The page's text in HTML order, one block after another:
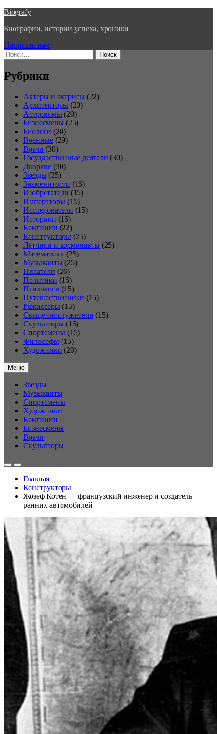
Перейти
содержимому
Biografy
Биографии, истории успеха, хроники
Написать нам
Найти:
Рубрики
Актеры и актрисы (22)
Архитекторы (20)
Астрономы (20)
Бизнесмены (25)
Биологи (20)
Военные (29)
Врачи (30)
Государственные деятели (30)
Дворяне (30)
Звезды (25)
Знаменитости (15)
Изобретатели (15)
Императоры (15)
Исследователи (15)
Историки (15)
Компании (22)
Конструкторы (25)
Летчики и космонавты (25)
Математики (25)
Музыканты (25)
Писатели (26)
Политики (15)
Психологи (15)
Путешественники (15)
Режиссеры (15)
Священнослужители (15)
Скульпторы (15)
Спортсмены (15)
Философы (15)
Художники (20)
Меню
Звезды
Музыканты
Спортсмены
Художники
Компании
Бизнесмены
Врачи
Скульпторы
Главная
Конструкторы
Жозеф Котен — французский инженер и создатель
ранних автомобилей